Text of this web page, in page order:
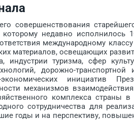
совершенствования
которому недавно
международному
материалов, освещающих
индустрии туризма, сфер
дорожно-
экономических инициатив
механизмов взаимодействия
комплекса страны
сотрудничества для
годы и на перспективу,